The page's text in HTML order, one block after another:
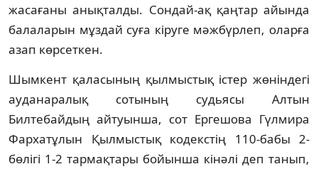
жасағаны анықталды. Сондай-ақ қаңтар айында
балаларын мұздай суға кіруге мәжбүрлеп, оларға
азап көрсеткен.
Шымкент қаласының қылмыстық істер жөніндегі
ауданаралық сотының судьясы Алтын
Билтебайдың айтуынша, сот Ергешова Гүлмира
Фархатұлын Қылмыстық кодекстің 110-бабы 2-
бөлігі 1-2 тармақтары бойынша кінәлі деп танып,